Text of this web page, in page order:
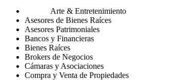
Arte & Entretenimiento
Asesores de Bienes Raíces
Asesores Patrimoniales
Bancos y Financieras
Bienes Raíces
Brokers de Negocios
Cámaras y Asociaciones
Compra y Venta de Propiedades